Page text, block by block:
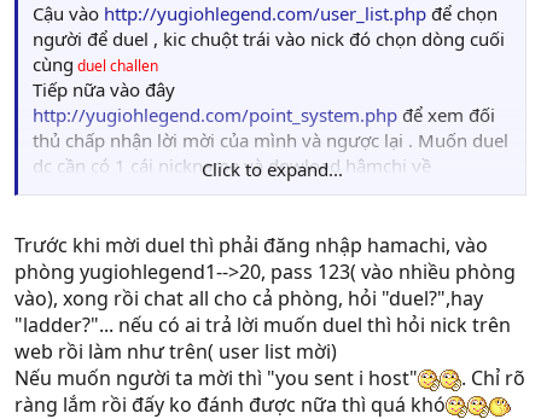
Cậu vào http://yugiohlegend.com/user_list.php để chọn
người để duel , kic chuột trái vào nick đó chọn dòng cuối
cùng duel challen
Tiếp nữa vào đây
http://yugiohlegend.com/point_system.php để xem đối
thủ chấp nhận lời mời của mình và ngược lại . Muốn duel
dc cần có 1 cái nickname và dowload hâmchi về
http://files.hamachi.cc/HamachiSetup-1.0.3.0-en.exe, vậy
Click to expand...
Trước khi mời duel thì phải đăng nhập hamachi, vào
phòng yugiohlegend1-->20, pass 123( vào nhiều phòng
vào), xong rồi chat all cho cả phòng, hỏi "duel?",hay
"ladder?"... nếu có ai trả lời muốn duel thì hỏi nick trên
web rồi làm như trên( user list mời)
Nếu muốn người ta mời thì "you sent i host"
. Chỉ rõ
ràng lắm rồi đấy ko đánh được nữa thì quá khó